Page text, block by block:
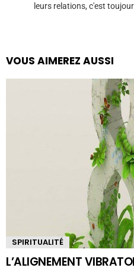
leurs relations, c'est
VOUS AIMEREZ AUSSI
SPIRITUALITÉ
L’ALIGNEMENT